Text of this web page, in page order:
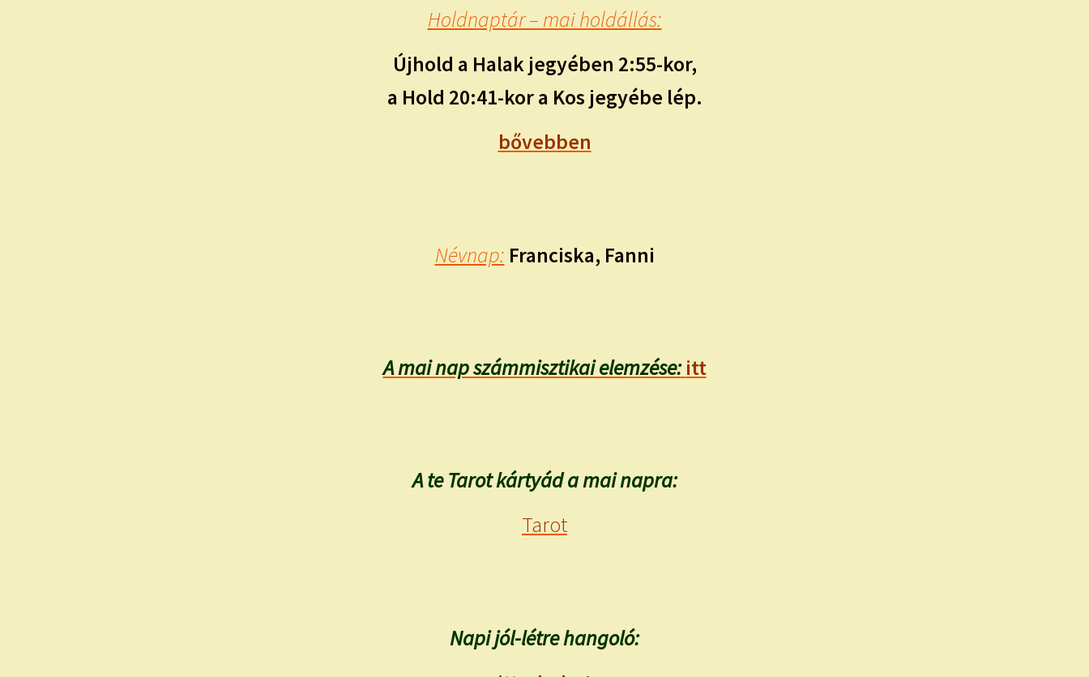
Holdnaptár – mai holdállás:
Újhold a Halak jegyében 2:55-kor,
a Hold 20:41-kor a Kos jegyébe lép.
bővebben
Névnap: Franciska, Fanni
A mai nap számmisztikai elemzése: itt
A te Tarot kártyád a mai napra:
Tarot
Napi jól-létre hangoló: